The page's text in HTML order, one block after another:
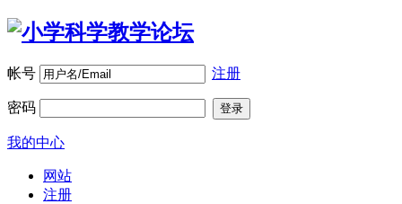
帐号 注册
密码 登录
我的中心
网站
注册